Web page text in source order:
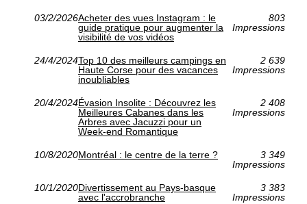
03/2/2026Acheter des vues Instagram : le
guide pratique pour augmenter la
visibilité de vos vidéos
803
Impressions
24/4/2024Top 10 des meilleurs campings en
Haute Corse pour des vacances
inoubliables
2 639
Impressions
20/4/2024Évasion Insolite : Découvrez les
Meilleures Cabanes dans les
Arbres avec Jacuzzi pour un
Week-end Romantique
2 408
Impressions
10/8/2020Montréal : le centre de la terre ?
3 349
Impressions
10/1/2020Divertissement au Pays-basque
avec l'accrobranche
3 383
Impressions